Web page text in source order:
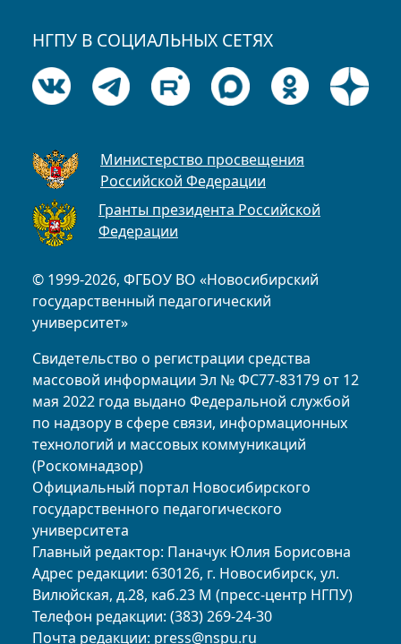
© 1999-2026, ФГБОУ ВО «Новосибирский
государственный педагогический
университет»
Свидетельство о регистрации средства
массовой информации Эл № ФС77-83179 от 12
мая 2022 года выдано Федеральной службой
по надзору в сфере связи, информационных
технологий и массовых коммуникаций
(Роскомнадзор)
Официальный портал Новосибирского
государственного педагогического
университета
Главный редактор: Паначук Юлия Борисовна
Адрес редакции: 630126, г. Новосибирск, ул.
Вилюйская, д.28, каб.23 М (пресс-центр НГПУ)
Телефон редакции: (383) 269-24-30
Почта редакции: press@nspu.ru
НГПУ В СОЦИАЛЬНЫХ СЕТЯХ
Министерство просвещения
Российской Федерации
Гранты президента Российской
Федерации